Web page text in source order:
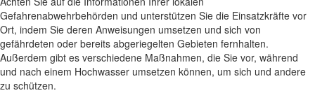
Gefahrenabwehrbehörden und unterstützen Sie die Einsatzkräfte vor
Ort, indem Sie deren Anweisungen umsetzen und sich von
gefährdeten oder bereits abgeriegelten Gebieten fernhalten.
Außerdem gibt es verschiedene Maßnahmen, die Sie vor, während
und nach einem Hochwasser umsetzen können, um sich und andere
zu schützen.